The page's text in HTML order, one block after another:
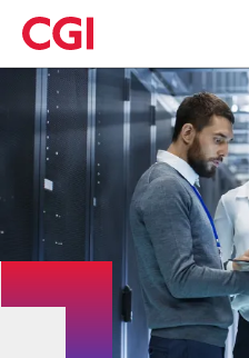
Skip
to
main
content